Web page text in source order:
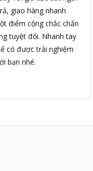
giao hàng nhanh
điểm cộng chắc chắn
tuyệt đối. Nhanh tay
có được trải nghiệm
bạn nhé.